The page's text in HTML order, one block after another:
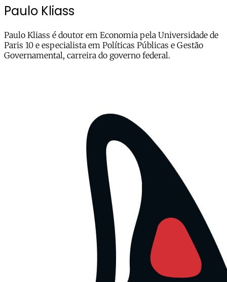
Paulo Kliass
Paulo Kliass é doutor em Economia pela Universidade de
Paris 10 e especialista em Políticas Públicas e Gestão
Governamental, carreira do governo federal.